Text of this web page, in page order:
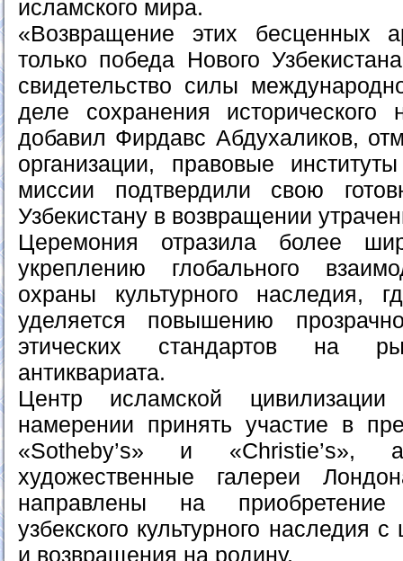
исламского мира.
«Возвращение этих бесценных
только победа Нового
свидетельство силы
деле сохранения
добавил Фирдавс Абдухаликов,
организации, правовые
миссии подтвердили свою
Узбекистану в возвращении
Церемония отразила более
укреплению глобального
охраны культурного наследия,
уделяется повышению
этических стандартов на
антиквариата.
Центр исламской
намерении принять участие в
«Sotheby’s» и «Christie’s»,
художественные галереи
направлены на
узбекского культурного наследия
и возвращения на родину.